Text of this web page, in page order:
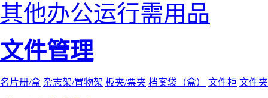
其他办公运行需用品
文件管理
名片册/盒 杂志架/置物架 板夹/票夹 档案袋（盒） 文件柜 文件